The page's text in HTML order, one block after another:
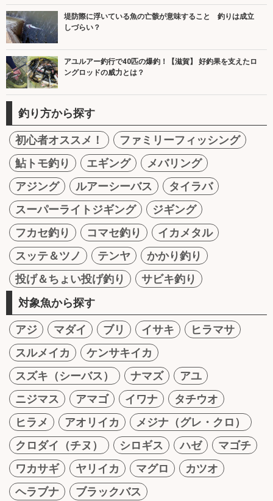
堤防際に浮いている魚の亡骸が意味すること 釣りは成立
しづらい？
アユルアー釣行で40匹の爆釣！【滋賀】 好釣果を支えたロ
ングロッドの威力とは？
釣り方から探す
初心者オススメ！
ファミリーフィッシング
鮎トモ釣り
エギング
メバリング
アジング
ルアーシーバス
タイラバ
スーパーライトジギング
ジギング
フカセ釣り
コマセ釣り
イカメタル
スッテ＆ツノ
テンヤ
かかり釣り
投げ＆ちょい投げ釣り
サビキ釣り
対象魚から探す
アジ マダイ ブリ イサキ
ヒラマサ
スルメイカ
ケンサキイカ
スズキ（シーバス）
ナマズ
アユ
ニジマス
アマゴ イワナ
タチウオ
ヒラメ
アオリイカ
メジナ（グレ・クロ）
クロダイ（チヌ）
シロギス ハゼ
マゴチ
ワカサギ
ヤリイカ マグロ
カツオ
ヘラブナ
ブラックバス